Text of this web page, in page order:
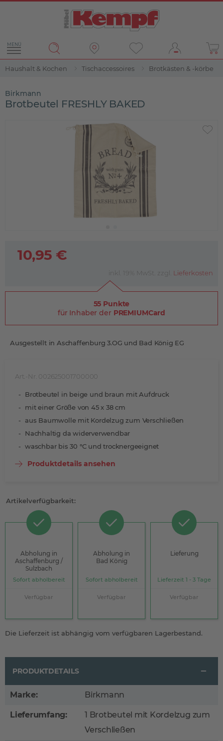
MENÜ
Haushalt & Kochen Tischaccessoires Brotkästen & -körbe
Birkmann
Brotbeutel FRESHLY BAKED
Art.-Nr. 002625001700000
Brotbeutel in beige und braun mit Aufdruck
mit einer Größe von 45 x 38 cm
aus Baumwolle mit Kordelzug zum Verschließen
Nachhaltig da widerverwendbar
waschbar bis 30 °C und trocknergeeignet
Produktdetails ansehen
Artikelverfügbarkeit:
Abholung in
Aschaffenburg /
Sulzbach
Sofort abholbereit
Verfügbar
Abholung in
Bad König
Sofort abholbereit
Verfügbar
Lieferung
Lieferzeit 1 - 3 Tage
Verfügbar
Die Lieferzeit ist abhängig vom verfügbaren Lagerbestand.
10,95 €
inkl. 19% MwSt. zzgl. Lieferkosten
55 Punkte
für Inhaber der PREMIUMCard
Ausgestellt in Aschaffenburg 3.OG und Bad König EG
PRODUKTDETAILS
Marke: Birkmann
Lieferumfang:
1 Brotbeutel mit Kordelzug zum
Verschließen